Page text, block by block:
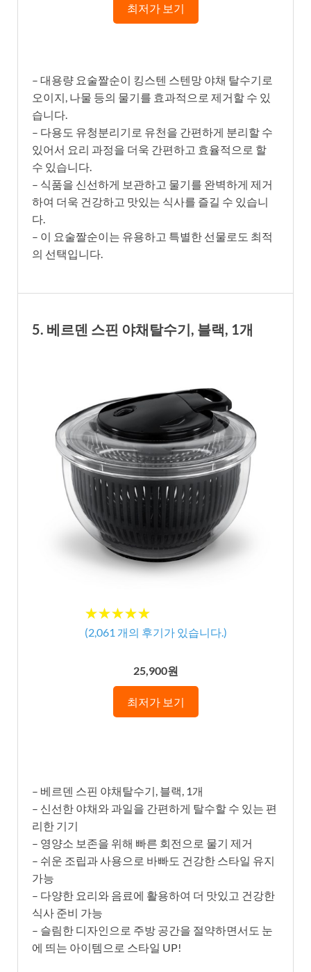
최저가 보기
– 대용량 요술짤순이 킹스텐 스텐망 야채 탈수기로
오이지, 나물 등의 물기를 효과적으로 제거할 수 있
습니다.
– 다용도 유청분리기로 유천을 간편하게 분리할 수
있어서 요리 과정을 더욱 간편하고 효율적으로 할
수 있습니다.
– 식품을 신선하게 보관하고 물기를 완벽하게 제거
하여 더욱 건강하고 맛있는 식사를 즐길 수 있습니
다.
– 이 요술짤순이는 유용하고 특별한 선물로도 최적
의 선택입니다.
5. 베르덴 스핀 야채탈수기, 블랙, 1개
★★★★★
★★★★★
(2,061 개의 후기가 있습니다.)
25,900원
최저가 보기
– 베르덴 스핀 야채탈수기, 블랙, 1개
– 신선한 야채와 과일을 간편하게 탈수할 수 있는 편
리한 기기
– 영양소 보존을 위해 빠른 회전으로 물기 제거
– 쉬운 조립과 사용으로 바빠도 건강한 스타일 유지
가능
– 다양한 요리와 음료에 활용하여 더 맛있고 건강한
식사 준비 가능
– 슬림한 디자인으로 주방 공간을 절약하면서도 눈
에 띄는 아이템으로 스타일 UP!